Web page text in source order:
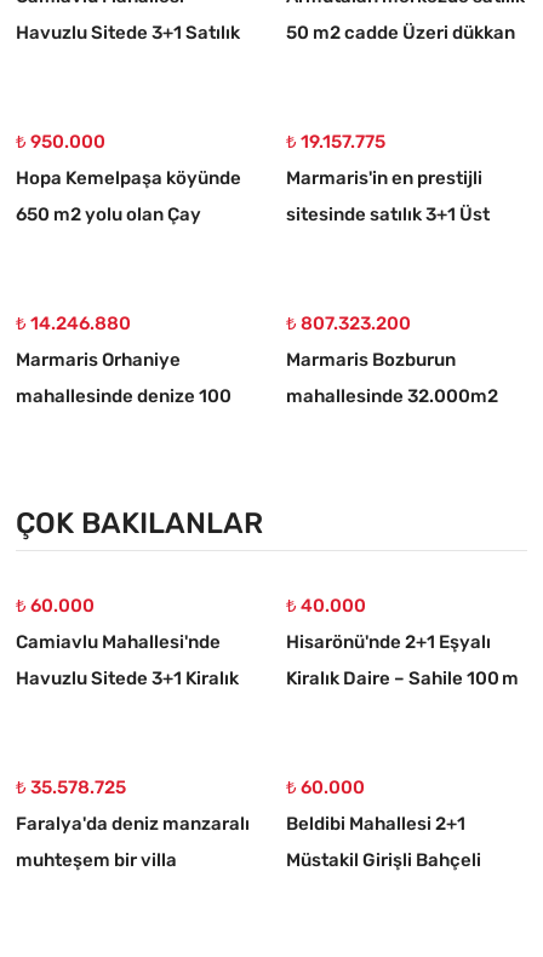
Havuzlu Sitede 3+1 Satılık
50 m2 cadde Üzeri dükkan
₺ 950.000
Hopa Kemelpaşa köyünde
650 m2 yolu olan Çay
₺ 19.157.775
Marmaris'in en prestijli
sitesinde satılık 3+1 Üst
₺ 14.246.880
Marmaris Orhaniye
mahallesinde denize 100
₺ 807.323.200
Marmaris Bozburun
mahallesinde 32.000m2
ÇOK BAKILANLAR
₺ 60.000
Camiavlu Mahallesi'nde
Havuzlu Sitede 3+1 Kiralık
₺ 40.000
Hisarönü'nde 2+1 Eşyalı
Kiralık Daire – Sahile 100 m
₺ 35.578.725
Faralya'da deniz manzaralı
muhteşem bir villa
₺ 60.000
Beldibi Mahallesi 2+1
Müstakil Girişli Bahçeli